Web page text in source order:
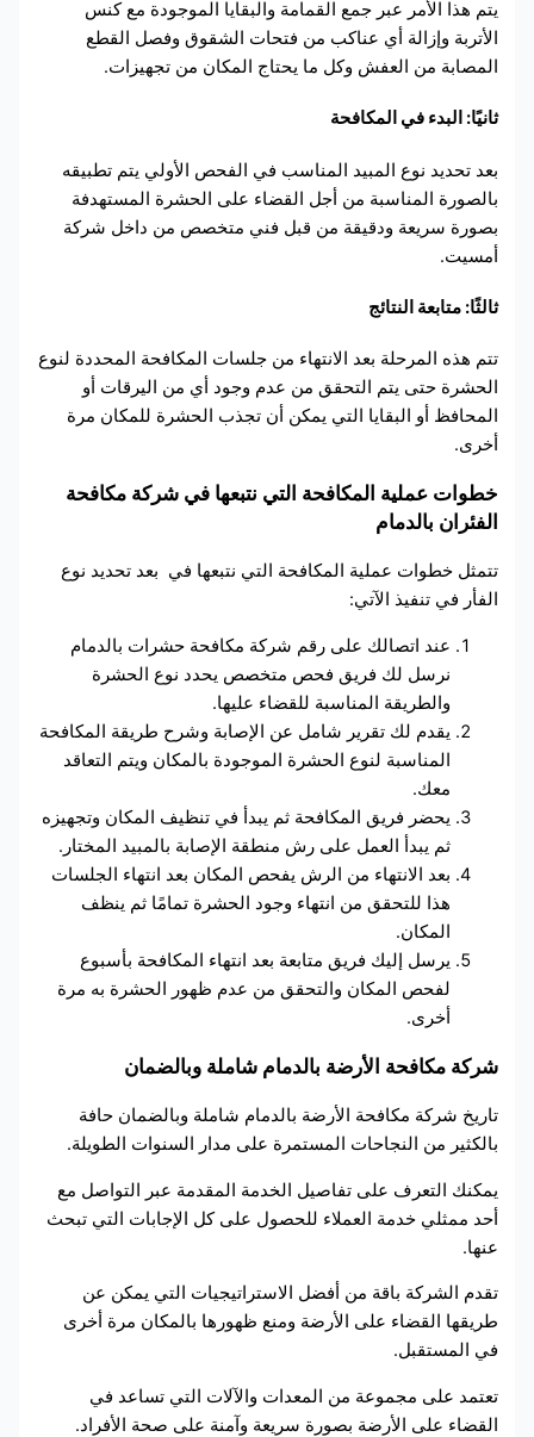
يتم هذا الأمر عبر جمع القمامة والبقايا الموجودة مع كنس
الأتربة وإزالة أي عناكب من فتحات الشقوق وفصل القطع
المصابة من العفش وكل ما يحتاج المكان من تجهيزات.
ثانيًا: البدء في المكافحة
بعد تحديد نوع المبيد المناسب في الفحص الأولي يتم تطبيقه
بالصورة المناسبة من أجل القضاء على الحشرة المستهدفة
بصورة سريعة ودقيقة من قبل فني متخصص من داخل شركة
أمسيت.
ثالثًا: متابعة النتائج
تتم هذه المرحلة بعد الانتهاء من جلسات المكافحة المحددة لنوع
الحشرة حتى يتم التحقق من عدم وجود أي من اليرقات أو
المحافظ أو البقايا التي يمكن أن تجذب الحشرة للمكان مرة
أخرى.
خطوات عملية المكافحة التي نتبعها في شركة مكافحة
الفئران بالدمام
تتمثل خطوات عملية المكافحة التي نتبعها في بعد تحديد نوع
الفأر في تنفيذ الآتي:
عند اتصالك على رقم شركة مكافحة حشرات بالدمام
نرسل لك فريق فحص متخصص يحدد نوع الحشرة
والطريقة المناسبة للقضاء عليها.
يقدم لك تقرير شامل عن الإصابة وشرح طريقة المكافحة
المناسبة لنوع الحشرة الموجودة بالمكان ويتم التعاقد
معك.
يحضر فريق المكافحة ثم يبدأ في تنظيف المكان وتجهيزه
ثم يبدأ العمل على رش منطقة الإصابة بالمبيد المختار.
بعد الانتهاء من الرش يفحص المكان بعد انتهاء الجلسات
هذا للتحقق من انتهاء وجود الحشرة تمامًا ثم ينظف
المكان.
يرسل إليك فريق متابعة بعد انتهاء المكافحة بأسبوع
لفحص المكان والتحقق من عدم ظهور الحشرة به مرة
أخرى.
شركة مكافحة الأرضة بالدمام شاملة وبالضمان
تاريخ شركة مكافحة الأرضة بالدمام شاملة وبالضمان حافة
بالكثير من النجاحات المستمرة على مدار السنوات الطويلة.
يمكنك التعرف على تفاصيل الخدمة المقدمة عبر التواصل مع
أحد ممثلي خدمة العملاء للحصول على كل الإجابات التي تبحث
عنها.
تقدم الشركة باقة من أفضل الاستراتيجيات التي يمكن عن
طريقها القضاء على الأرضة ومنع ظهورها بالمكان مرة أخرى
في المستقبل.
تعتمد على مجموعة من المعدات والآلات التي تساعد في
القضاء على الأرضة بصورة سريعة وآمنة على صحة الأفراد.